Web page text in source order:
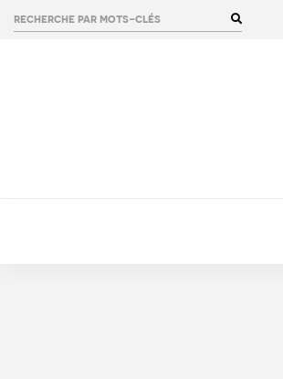
rechercher :